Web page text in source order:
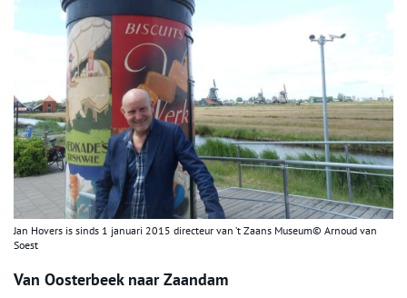
Jan Hovers is sinds 1 januari 2015 directeur van ’t Zaans Museum© Arnoud van
Soest
Van Oosterbeek naar Zaandam